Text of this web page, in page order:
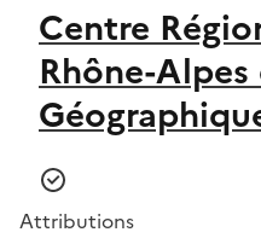
Centre
Rhône-
Attributions